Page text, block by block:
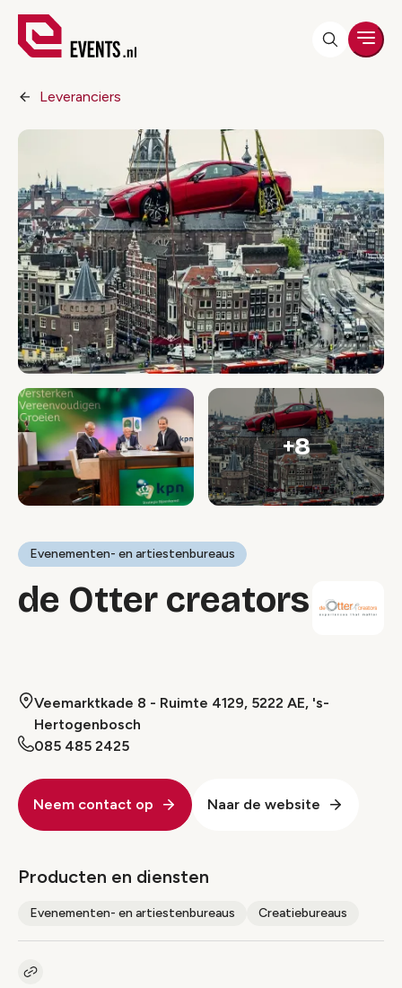
Leveranciers
+8
Evenementen- en artiestenbureaus
de Otter creators
Veemarktkade 8 - Ruimte 4129, 5222 AE, 's-
Hertogenbosch
085 485 2425
Neem contact op Naar de website
Producten en diensten
Evenementen- en artiestenbureaus Creatiebureaus
Kopieer link naar pagina